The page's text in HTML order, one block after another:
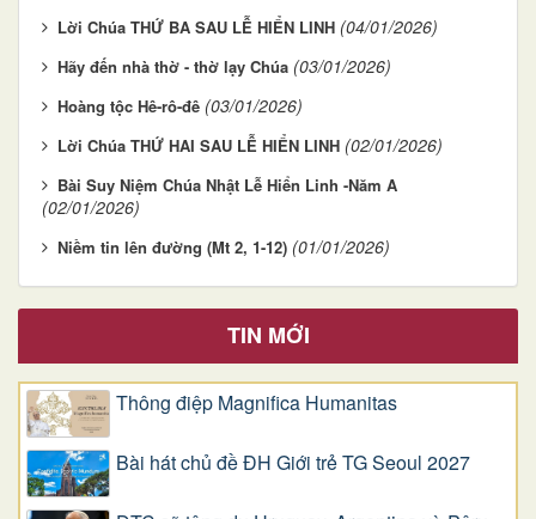
Lời Chúa THỨ BA SAU LỄ HIỂN LINH (04/01/2026)
Hãy đến nhà thờ - thờ lạy Chúa (03/01/2026)
Hoàng tộc Hê-rô-đê (03/01/2026)
Lời Chúa THỨ HAI SAU LỄ HIỂN LINH (02/01/2026)
Bài Suy Niệm Chúa Nhật Lễ Hiển Linh -Năm A
(02/01/2026)
Niềm tin lên đường (Mt 2, 1-12) (01/01/2026)
TIN MỚI
Thông điệp Magnifica Humanitas
Bài hát chủ đề ĐH Giới trẻ TG Seoul 2027